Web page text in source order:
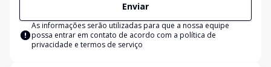
Enviar
As informações serão utilizadas para que a nossa equipe
possa entrar em contato de acordo com a política de
privacidade e termos de serviço